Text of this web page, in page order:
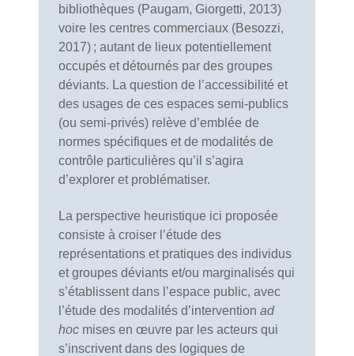
bibliothèques (Paugam, Giorgetti, 2013)
voire les centres commerciaux (Besozzi,
2017) ; autant de lieux potentiellement
occupés et détournés par des groupes
déviants. La question de l’accessibilité et
des usages de ces espaces semi-publics
(ou semi-privés) relève d’emblée de
normes spécifiques et de modalités de
contrôle particulières qu’il s’agira
d’explorer et problématiser.
La perspective heuristique ici proposée
consiste à croiser l’étude des
représentations et pratiques des individus
et groupes déviants et/ou marginalisés qui
s’établissent dans l’espace public, avec
l’étude des modalités d’intervention ad
hoc mises en œuvre par les acteurs qui
s’inscrivent dans des logiques de